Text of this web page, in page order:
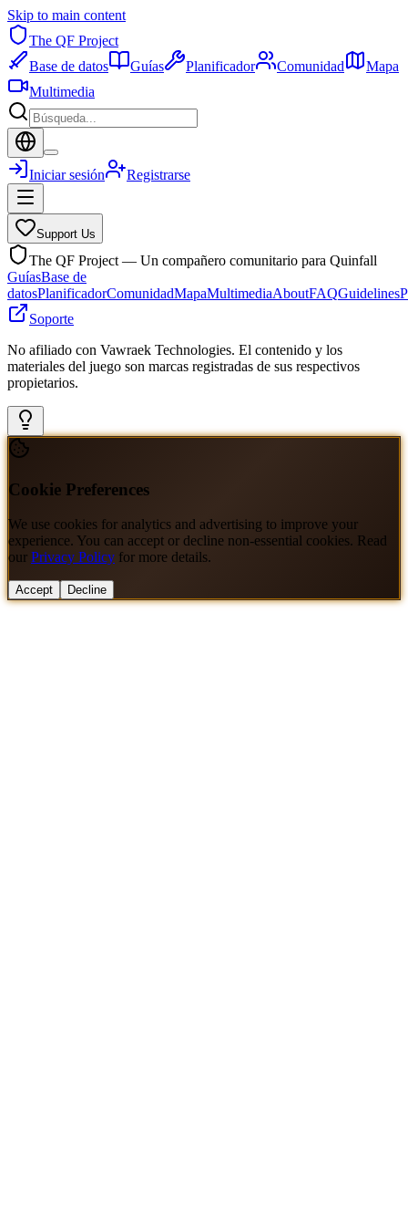
Skip to main content
The QF Project
Base de datos
Guías Planificador Comunidad
Mapa
Multimedia
Iniciar sesión Registrarse
Support Us
The QF Project — Un compañero comunitario para Quinfall
GuíasBase de
datosPlanificadorComunidadMapaMultimediaAboutFAQGuidelines
Soporte
No afiliado con Vawraek Technologies. El contenido y los
materiales del juego son marcas registradas de sus respectivos
propietarios.
Cookie Preferences
We use cookies for analytics and advertising to improve your
experience. You can accept or decline non-essential cookies. Read
our Privacy Policy for more details.
Accept Decline